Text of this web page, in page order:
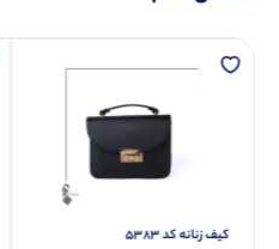
کیف زنانه کد 5383